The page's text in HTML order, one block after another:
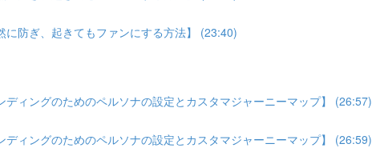
に防ぎ、起きてもファンにする方法】 (23:40)
ディングのためのペルソナの設定とカスタマジャーニーマップ】 (26:57)
ディングのためのペルソナの設定とカスタマジャーニーマップ】 (26:59)